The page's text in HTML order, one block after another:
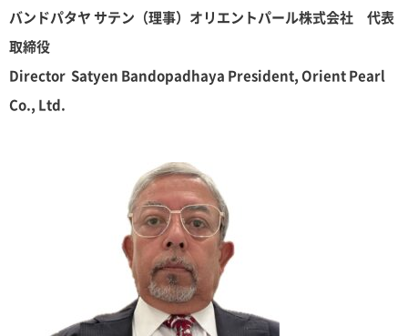
バンドパタヤ サテン（理事）オリエントパール株式会社 代表
取締役
Director Satyen Bandopadhaya President, Orient Pearl
Co., Ltd.